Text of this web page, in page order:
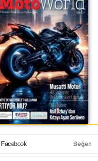
Facebook Beğen